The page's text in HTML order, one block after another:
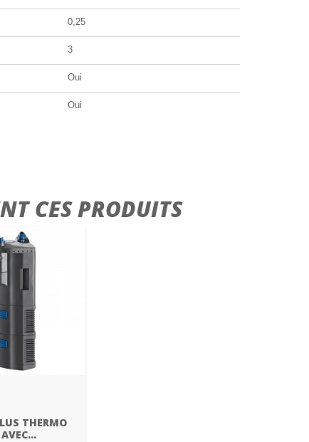
0,25
3
Oui
Oui
CES PRODUITS
THERMO